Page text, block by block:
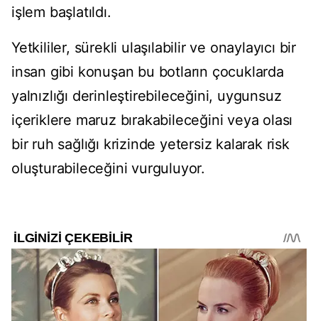
işlem başlatıldı.
Yetkililer, sürekli ulaşılabilir ve onaylayıcı bir
insan gibi konuşan bu botların çocuklarda
yalnızlığı derinleştirebileceğini, uygunsuz
içeriklere maruz bırakabileceğini veya olası
bir ruh sağlığı krizinde yetersiz kalarak risk
oluşturabileceğini vurguluyor.